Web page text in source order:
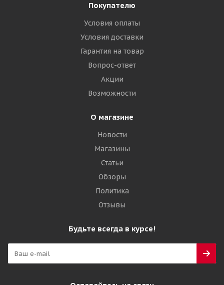
4 660₽
Покупателю
Условия оплаты
Условия доставки
Гарантия на товар
Вопрос-ответ
Акции
Возможности
О магазине
Новости
Магазины
Статьи
Обзоры
Политика
Отзывы
Будьте всегда в курсе!